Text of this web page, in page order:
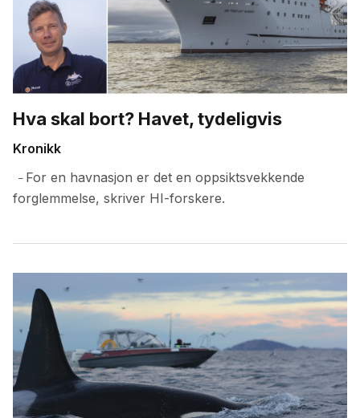
Hva skal bort? Havet, tydeligvis
Kronikk
– For en havnasjon er det en oppsiktsvekkende
forglemmelse, skriver HI-forskere.
artikler